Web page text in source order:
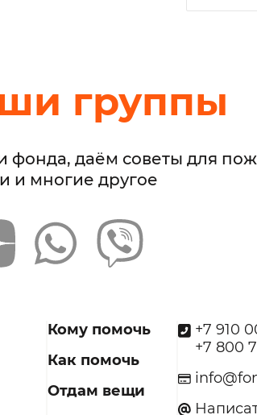
группы
фонда, даём советы для
и многие другое
Кому помочь
Как помочь
Отдам вещи
+7 910
+7 800